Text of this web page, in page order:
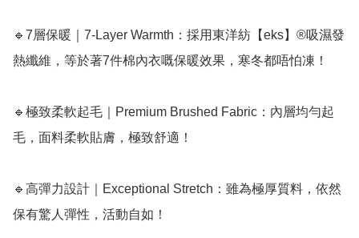
🔹7層保暖｜7-Layer Warmth：採用東洋紡【eks】®吸濕發
熱纖維，等於著7件棉內衣嘅保暖效果，寒冬都唔怕凍！
🔹極致柔軟起毛｜Premium Brushed Fabric：內層均勻起
毛，面料柔軟貼膚，極致舒適！
🔹高彈力設計｜Exceptional Stretch：雖為極厚質料，依然
保有驚人彈性，活動自如！